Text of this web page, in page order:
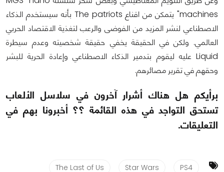
machines" يتمكن من اقناع The patriots بأنه سيستخدم الذكاء
الاصطناعي لنشر المزيد من الفوضى والرعب لتغذية الاقتصاد الحربي
العالمي. ولكن في الحقيقة يخفي حقيقة شخصيته وعدم سيطرة
Liquid عليه ليقوم بتدمير الذكاء الاصطناعي وإعادة الحرية للبشر
وحقهم في تقرير مصائرهم.
برأيكم هل هناك أشرار آخرون في سلاسل الألعاب
تستحق التواجد في هذه القائمة ؟؟ أخبرونا بهم في
التعليقات.
PS4
Star Wars
The Last of Us